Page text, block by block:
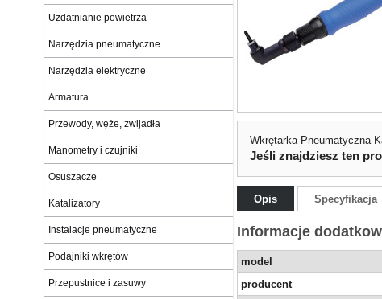
Wkrętarka Pneumatyczna
Jeśli znajdziesz ten
Opis Specyfikacja
Informacje
model
producent
Uzdatnianie powietrza
Narzędzia pneumatyczne
Narzędzia elektryczne
Armatura
Przewody, węże, zwijadła
Manometry i czujniki
Osuszacze
Katalizatory
Instalacje pneumatyczne
Podajniki wkrętów
Przepustnice i zasuwy